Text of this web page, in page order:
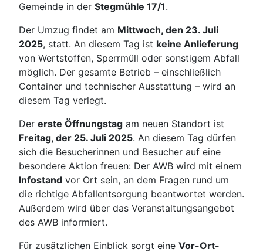
Gemeinde in der Stegmühle 17/1.
Der Umzug findet am Mittwoch, den 23. Juli
2025, statt. An diesem Tag ist keine Anlieferung
von Wertstoffen, Sperrmüll oder sonstigem Abfall
möglich. Der gesamte Betrieb – einschließlich
Container und technischer Ausstattung – wird an
diesem Tag verlegt.
Der erste Öffnungstag am neuen Standort ist
Freitag, der 25. Juli 2025. An diesem Tag dürfen
sich die Besucherinnen und Besucher auf eine
besondere Aktion freuen: Der AWB wird mit einem
Infostand vor Ort sein, an dem Fragen rund um
die richtige Abfallentsorgung beantwortet werden.
Außerdem wird über das Veranstaltungsangebot
des AWB informiert.
Für zusätzlichen Einblick sorgt eine Vor-Ort-